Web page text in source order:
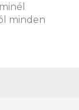
minden